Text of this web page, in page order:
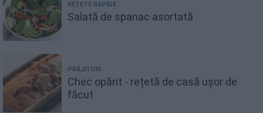
REȚETE RAPIDE
Salată de spanac asortată
PRĂJITURI
Chec opărit - rețetă de casă ușor de
făcut